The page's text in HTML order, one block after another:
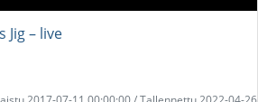
Jig – live